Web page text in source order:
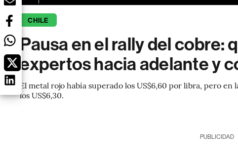
CHILE
Pausa en el rally del cobre:
expertos hacia adelante y
El metal rojo había superado los US$6,60 por libra, pero
los US$6,30.
PUBLICIDAD